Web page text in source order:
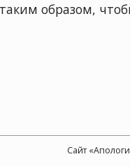
образом,
Сайт